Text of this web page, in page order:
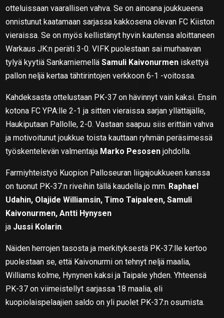
otteluissaan vaarallisen vahva. Se on ainoana joukkueena
onnistunut kaatamaan sarjassa kakkosena olevan FC Kiiston
vieraissa. Se on myös kellistänyt hyvin kautensa aloittaneen
Warkaus JK:n peräti 3-0. VIFK puolestaan sai murhaavan
tylyä kyytiä SankarniemelläSamuli Kaivonurmen iskettyä
pallon neljä kertaa tähtirintojen verkkoon 6-1 -voitossa.
Kahdeksasta ottelustaan PK-37 on hävinnyt vain kaksi. Ensin
kotona FC YPA:lle 2-1 ja sitten vieraissa sarjan yllättäjälle,
Haukiputaan Pallolle, 2-0. Vastaan saapuu siis erittäin vahva
ja motivoitunut joukkue toista kauttaan ryhmän peräsimessä
työskentelevän valmentaja Marko Pesosenjohdolla.
Farmiyhteistyö Kuopion Palloseuran liigajoukkueen kanssa
on tuonut PK-37:n riveihin tällä kaudella jo mm. Raphael
Udahin, Olajide Williamsin, Timo Taipaleen, Samuli
Kaivonurmen, Antti Hynysen
ja Jussi Kolarin.
Näiden herrojen tasosta ja merkityksestä PK-37:lle kertoo
puolestaan se, että Kaivonurmi on tehnyt neljä maalia,
Williams kolme, Hynynen kaksi ja Taipale yhden. Yhteensä
PK-37 on viimeistellyt sarjassa 18 maalia, eli
kuopiolaispelaajien saldo on yli puolet PK-37:n osumista.